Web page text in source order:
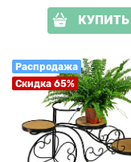
КУПИТЬ
Распродажа
Скидка 65%